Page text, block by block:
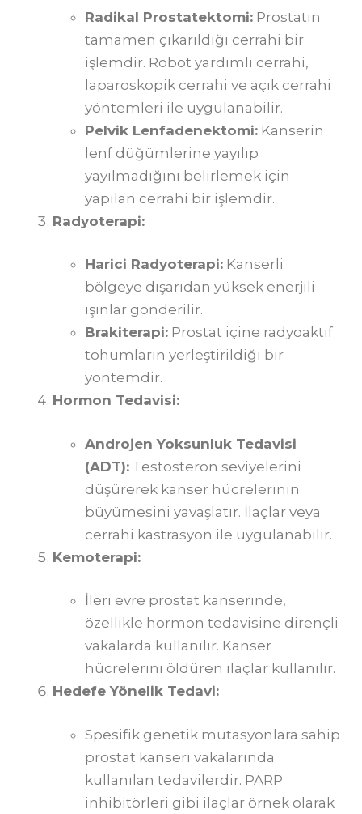
Radikal Prostatektomi: Prostatın
tamamen çıkarıldığı cerrahi bir
işlemdir. Robot yardımlı cerrahi,
laparoskopik cerrahi ve açık cerrahi
yöntemleri ile uygulanabilir.
Pelvik Lenfadenektomi: Kanserin
lenf düğümlerine yayılıp
yayılmadığını belirlemek için
yapılan cerrahi bir işlemdir.
Radyoterapi:
Harici Radyoterapi: Kanserli
bölgeye dışarıdan yüksek enerjili
ışınlar gönderilir.
Brakiterapi: Prostat içine radyoaktif
tohumların yerleştirildiği bir
yöntemdir.
Hormon Tedavisi:
Androjen Yoksunluk Tedavisi
(ADT): Testosteron seviyelerini
düşürerek kanser hücrelerinin
büyümesini yavaşlatır. İlaçlar veya
cerrahi kastrasyon ile uygulanabilir.
Kemoterapi:
İleri evre prostat kanserinde,
özellikle hormon tedavisine dirençli
vakalarda kullanılır. Kanser
hücrelerini öldüren ilaçlar kullanılır.
Hedefe Yönelik Tedavi:
Spesifik genetik mutasyonlara sahip
prostat kanseri vakalarında
kullanılan tedavilerdir. PARP
inhibitörleri gibi ilaçlar örnek olarak